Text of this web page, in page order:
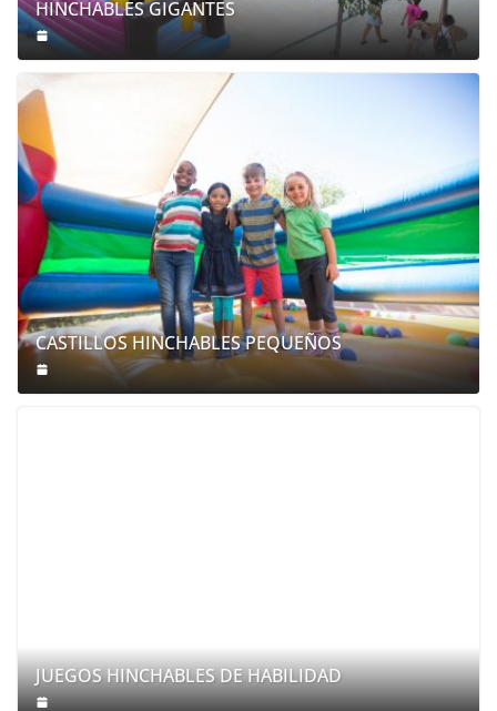
HINCHABLES GIGANTES
CASTILLOS HINCHABLES PEQUEÑOS
JUEGOS HINCHABLES DE HABILIDAD